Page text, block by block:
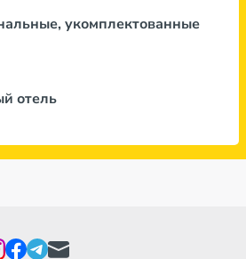
укомплектованные
отель